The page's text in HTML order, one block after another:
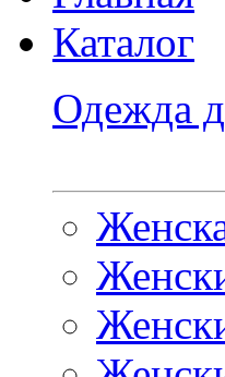
Каталог
Одежда